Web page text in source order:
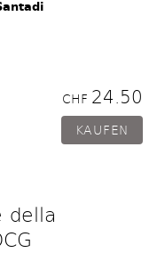
CHF 24.50
della